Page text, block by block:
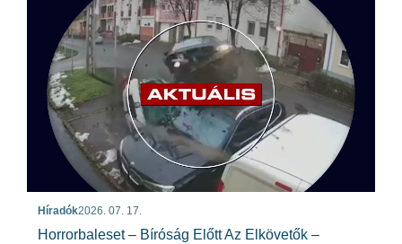
Híradók2026. 07. 17.
Horrorbaleset – Bíróság Előtt Az Elkövetők –